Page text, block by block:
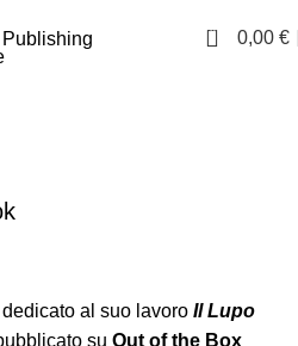
0 0,00 €
dedicato al suo lavoro Il Lupo
su Out of the Box